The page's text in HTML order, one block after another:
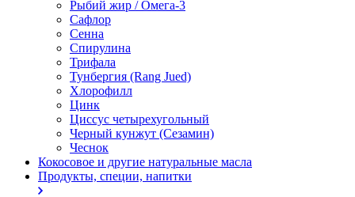
Рыбий жир / Омега-3
Сафлор
Сенна
Спирулина
Трифала
Тунбергия (Rang Jued)
Хлорофилл
Цинк
Циссус четырехугольный
Черный кунжут (Сезамин)
Чеснок
Кокосовое и другие натуральные масла
Продукты, специи, напитки